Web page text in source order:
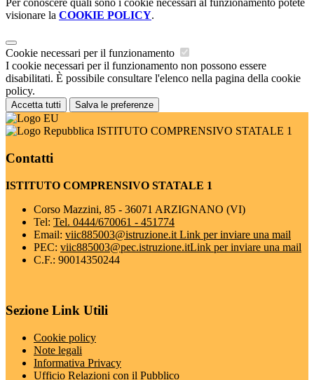
Per conoscere quali sono i cookie necessari al funzionamento potete
visionare la COOKIE POLICY.
Cookie necessari per il funzionamento
I cookie necessari per il funzionamento non possono essere
disabilitati. È possibile consultare l'elenco nella pagina della cookie
policy.
Accetta tutti Salva le preferenze
ISTITUTO COMPRENSIVO STATALE 1
Contatti
ISTITUTO COMPRENSIVO STATALE 1
Corso Mazzini, 85 - 36071 ARZIGNANO (VI)
Tel: Tel. 0444/670061 - 451774
Email: viic885003@istruzione.it Link per inviare una mail
PEC: viic885003@pec.istruzione.itLink per inviare una mail
C.F.: 90014350244
Sezione Link Utili
Cookie policy
Note legali
Informativa Privacy
Ufficio Relazioni con il Pubblico